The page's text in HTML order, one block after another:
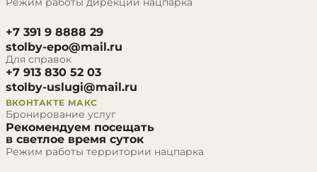
+7 391 9 8888 29
stolby-epo@mail.ru
Для справок
+7 913 830 52 03
stolby-uslugi@mail.ru
ВКОНТАКТЕ МАКС
Бронирование услуг
Рекомендуем посещать
в светлое время суток
Режим работы территории нацпарка